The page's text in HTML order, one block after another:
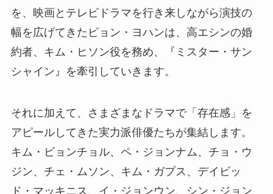
を、映画とテレビドラマを行き来しながら演技の
幅を広げてきたピョン・ヨハンは、高エシンの婚
約者、キム・ヒソン役を務め、『ミスター・サン
シャイン』を牽引していきます。
それに加えて、さまざまなドラマで「存在感」を
アピールしてきた実力派俳優たちが集結します。
キム・ビョンチョル、ペ・ジョンナム、チョ・ウ
ジン、チェ・ムソン、キム・ガプス、デイビッ
ド・マッキニス、イ・ジョンウン、シン・ジョン